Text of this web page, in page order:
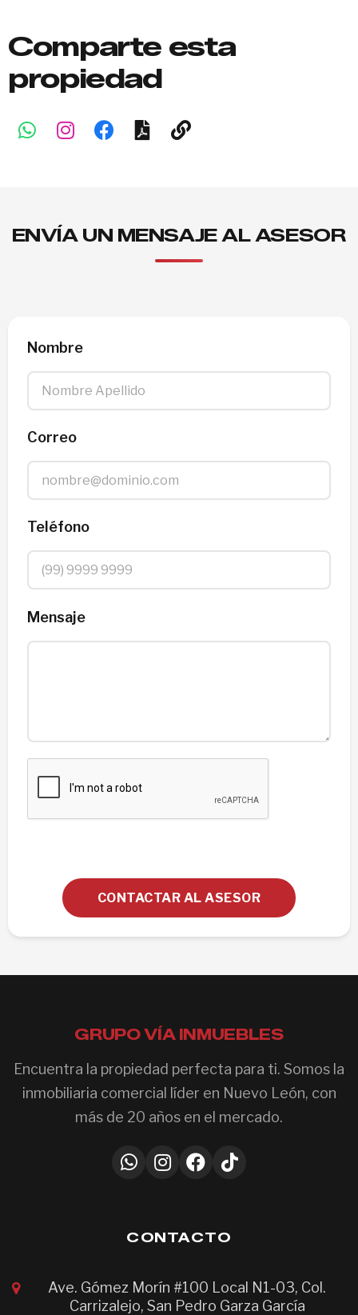
Comparte esta
propiedad
ENVÍA UN MENSAJE AL ASESOR
Nombre
Correo
Teléfono
Mensaje
CONTACTAR AL ASESOR
GRUPO VÍA INMUEBLES
Encuentra la propiedad perfecta para ti. Somos la
inmobiliaria comercial líder en Nuevo León, con
más de 20 años en el mercado.
CONTACTO
Ave. Gómez Morín #100 Local N1-03, Col.
Carrizalejo, San Pedro Garza García